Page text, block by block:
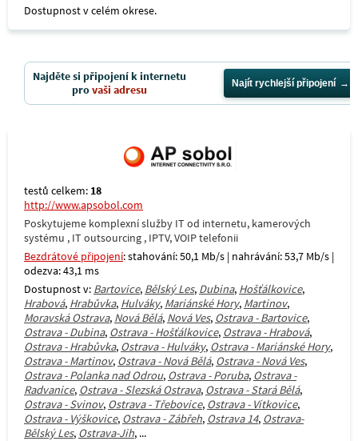
Dostupnost v celém okrese.
Najděte si připojení k internetu
provaši adresu Najít rychlejší připojení
testů celkem: 18
http://www.apsobol.com
Poskytujeme komplexní služby IT od internetu, kamerových
systému , IT outsourcing , IPTV, VOIP telefonii
Bezdrátové připojení: stahování: 50,1 Mb/s | nahrávání: 53,7 Mb/s |
odezva: 43,1 ms
Dostupnost v: Bartovice, Bělský Les, Dubina, Hošťálkovice,
Hrabová, Hrabůvka, Hulváky, Mariánské Hory, Martinov,
Moravská Ostrava, Nová Bělá, Nová Ves, Ostrava - Bartovice,
Ostrava - Dubina, Ostrava - Hošťálkovice, Ostrava - Hrabová,
Ostrava - Hrabůvka, Ostrava - Hulváky, Ostrava - Mariánské Hory,
Ostrava - Martinov, Ostrava - Nová Bělá, Ostrava - Nová Ves,
Ostrava - Polanka nad Odrou, Ostrava - Poruba, Ostrava -
Radvanice, Ostrava - Slezská Ostrava, Ostrava - Stará Bělá,
Ostrava - Svinov, Ostrava - Třebovice, Ostrava - Vítkovice,
Ostrava - Výškovice, Ostrava - Zábřeh, Ostrava 14, Ostrava-
Bělský Les, Ostrava-Jih, ...